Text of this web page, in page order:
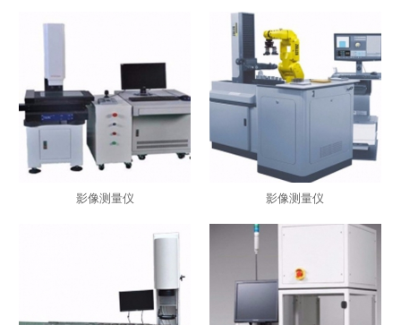
影像测量仪 影像测量仪